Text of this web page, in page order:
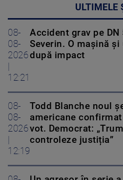
ULTIMELE
08-
08-
2026
12:21
Accident grav pe DN
Severin. O mașină
după impact
08-
08-
2026
12:19
Todd Blanche noul
americane
vot. Democrat:
controleze justiția”